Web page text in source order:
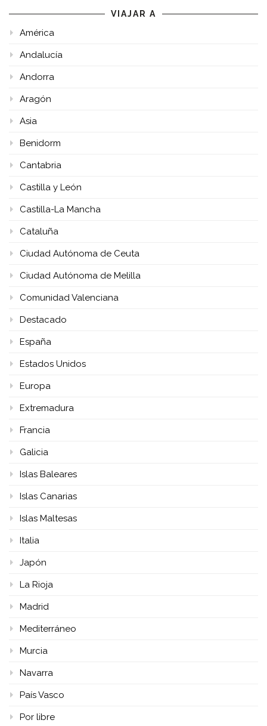
VIAJAR A
América
Andalucía
Andorra
Aragón
Asia
Benidorm
Cantabria
Castilla y León
Castilla-La Mancha
Cataluña
Ciudad Autónoma de Ceuta
Ciudad Autónoma de Melilla
Comunidad Valenciana
Destacado
España
Estados Unidos
Europa
Extremadura
Francia
Galicia
Islas Baleares
Islas Canarias
Islas Maltesas
Italia
Japón
La Rioja
Madrid
Mediterráneo
Murcia
Navarra
País Vasco
Por libre